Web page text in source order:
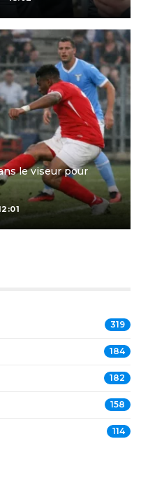
le viseur pour
319
184
182
158
114